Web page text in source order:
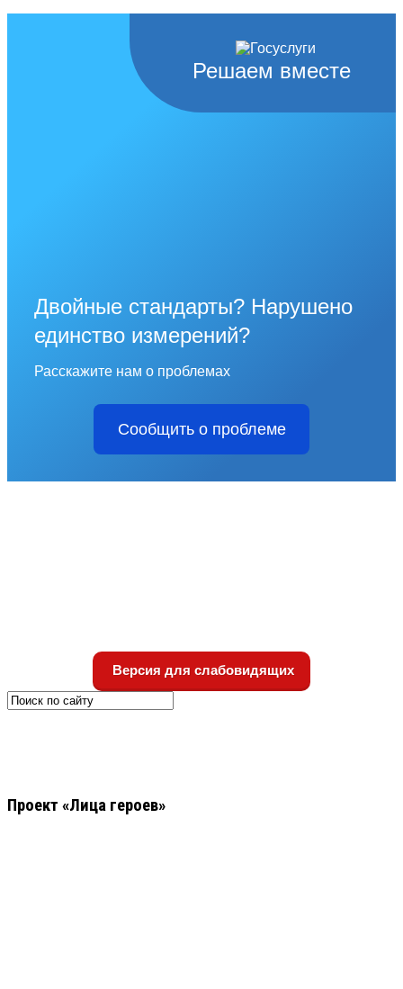
Решаем вместе
Двойные стандарты? Нарушено
единство измерений?
Расскажите нам о проблемах
Сообщить о проблеме
Версия для слабовидящих
Проект «Лица героев»